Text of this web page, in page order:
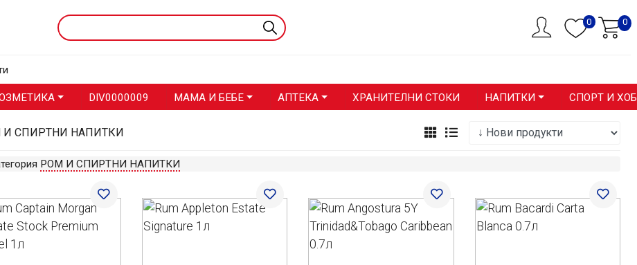
0 0
DIV0000009 МАМА И БЕБЕ АПТЕКА ХРАНИТЕЛНИ СТОКИ НАПИТКИ СПОРТ И
И СПИРТНИ НАПИТКИ
РОМ И СПИРТНИ НАПИТКИ